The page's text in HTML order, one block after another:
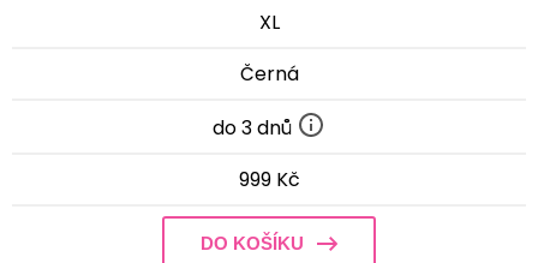
XL
Černá
do 3 dnů
999 Kč
DO KOŠÍKU